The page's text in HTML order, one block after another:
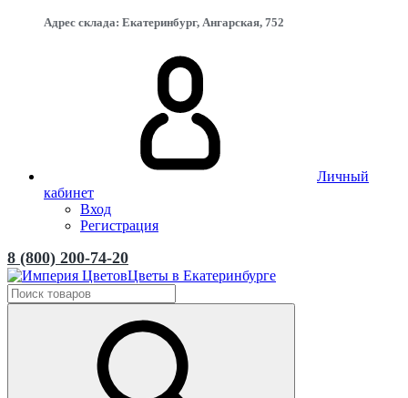
Адрес склада: Екатеринбург, ​Ангарская, 75​2
Личный
кабинет
Вход
Регистрация
8 (800) 200-74-20
Цветы в Екатеринбурге